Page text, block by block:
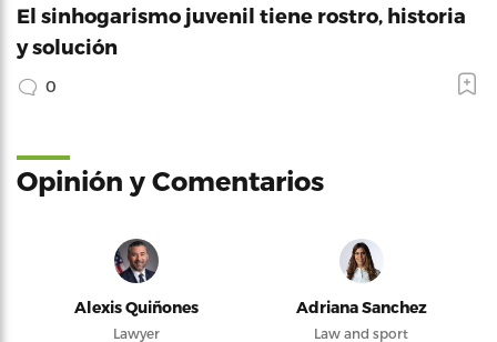
El sinhogarismo juvenil tiene rostro, historia
y solución
0
Opinión y Comentarios
Alexis Quiñones
Lawyer
Adriana Sanchez
Law and sport